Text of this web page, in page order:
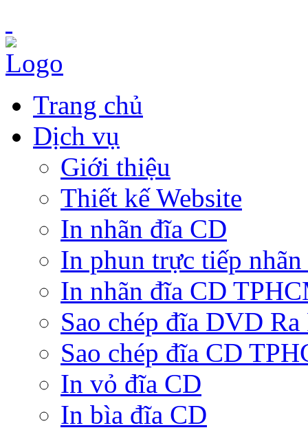
Trang chủ
Dịch vụ
Giới thiệu
Thiết kế Website
In nhãn đĩa CD
In phun trực tiếp
In nhãn đĩa CD
Sao chép đĩa DVD
Sao chép đĩa CD
In vỏ đĩa CD
In bìa đĩa CD